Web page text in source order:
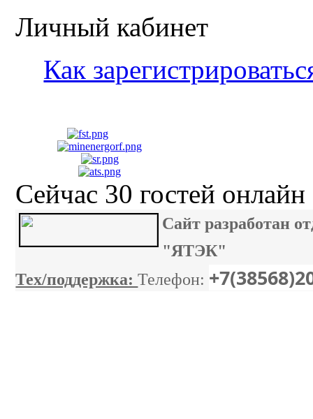
Личный кабинет
Как
Сейчас 30 гостей онлайн
Сайт разработан
"ЯТЭК"
Тех/поддержка:Телефон: